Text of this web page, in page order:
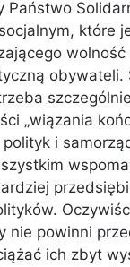
Państwo
które
obywateli.
„wiązania
i
nie powinni
ich zbyt